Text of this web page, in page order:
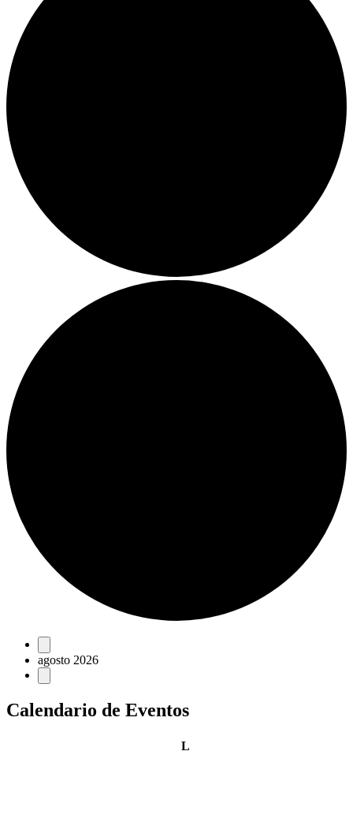
Eventos
agosto 2026
Calendario de Eventos
Llunes